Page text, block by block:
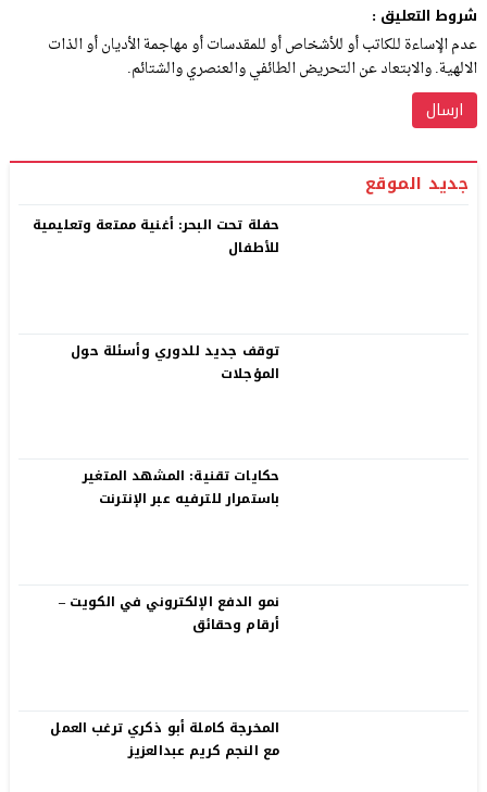
شروط التعليق :
عدم الإساءة للكاتب أو للأشخاص أو للمقدسات أو مهاجمة الأديان أو الذات
الالهية. والابتعاد عن التحريض الطائفي والعنصري والشتائم.
جديد الموقع
حفلة تحت البحر: أغنية ممتعة وتعليمية
للأطفال
توقف جديد للدوري وأسئلة حول
المؤجلات
حكايات تقنية: المشهد المتغير
باستمرار للترفيه عبر الإنترنت
نمو الدفع الإلكتروني في الكويت –
أرقام وحقائق
المخرجة كاملة أبو ذكري ترغب العمل
مع النجم كريم عبدالعزيز